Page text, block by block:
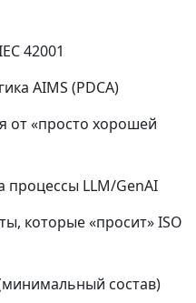
42001
AIMS (PDCA)
от «просто хорошей
процессы LLM/GenAI
которые «просит» ISO
состав)